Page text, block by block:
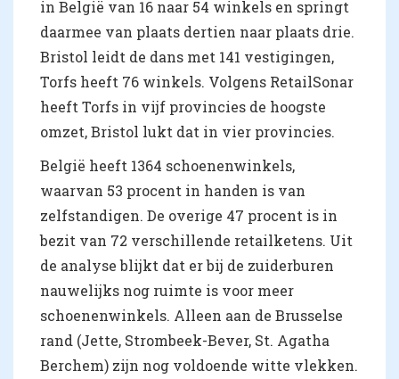
in België van 16 naar 54 winkels en springt
daarmee van plaats dertien naar plaats drie.
Bristol leidt de dans met 141 vestigingen,
Torfs heeft 76 winkels. Volgens RetailSonar
heeft Torfs in vijf provincies de hoogste
omzet, Bristol lukt dat in vier provincies.
België heeft 1364 schoenenwinkels,
waarvan 53 procent in handen is van
zelfstandigen. De overige 47 procent is in
bezit van 72 verschillende retailketens. Uit
de analyse blijkt dat er bij de zuiderburen
nauwelijks nog ruimte is voor meer
schoenenwinkels. Alleen aan de Brusselse
rand (Jette, Strombeek-Bever, St. Agatha
Berchem) zijn nog voldoende witte vlekken.